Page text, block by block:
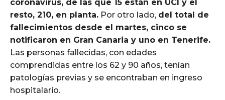
coronavirus, de las que 15 están en UCI y el
resto, 210, en planta. Por otro lado, del total de
fallecimientos desde el martes, cinco se
notificaron en Gran Canaria y uno en Tenerife.
Las personas fallecidas, con edades
comprendidas entre los 62 y 90 años, tenían
patologías previas y se encontraban en ingreso
hospitalario.